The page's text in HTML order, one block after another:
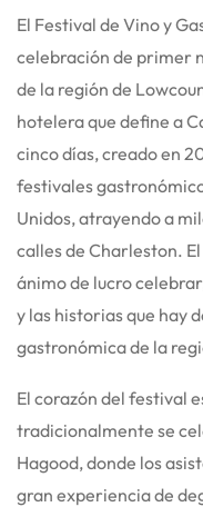
El Festival de Vino y
celebración de primer
de la región de
hotelera que define a
cinco días, creado en
festivales
Unidos, atrayendo a
calles de Charleston.
ánimo de lucro
y las historias que hay
gastronómica de la
El corazón del festival
tradicionalmente se
Hagood, donde los
gran experiencia de